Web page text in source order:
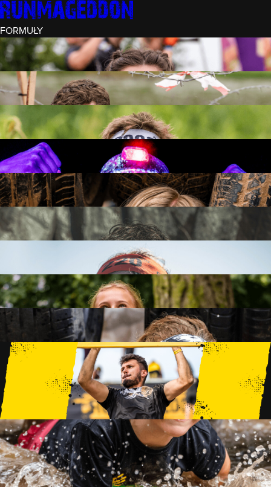
FORMUŁY
INTRO (¼)
15 PRZESZKÓD
3 KM+
REKRUT (½)
30 PRZESZKÓD
6 KM+
RUNMAGEDDON
50 PRZESZKÓD
12 KM+
NOCNY REKRUT (½)
30 PRZESZKÓD
6 KM+
INTRO U-16
15 PRZESZKÓD
3 KM+
RUNMAGEDDON HARDCORE
70 PRZESZKÓD
21 KM+
42 KM+
FAMILY
15 PRZESZKÓD
2 KM+
KIDS
15 PRZESZKÓD
1 KM+
TRENINGI
WYDARZENIA
RUNMAGEDDON LUBLIN ZALEW ZEMBORZYCKI
22/23.08.2026
RUNMAGEDDON ERGO ARENA GDAŃSK/SOPOT
12/13.09.2026
RUNMAGEDDON KIDS: DEMO WARSZAWA 24/26.09.2026
RUNMAGEDDON WROCŁAW KOPALNIA ROLANTOWICE
26/27.09.2026
RUNMAGEDDON WARSZAWA TWIERDZA MODLIN